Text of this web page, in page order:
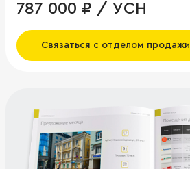
787 000 ₽ / УСН
Связаться с отделом продажи